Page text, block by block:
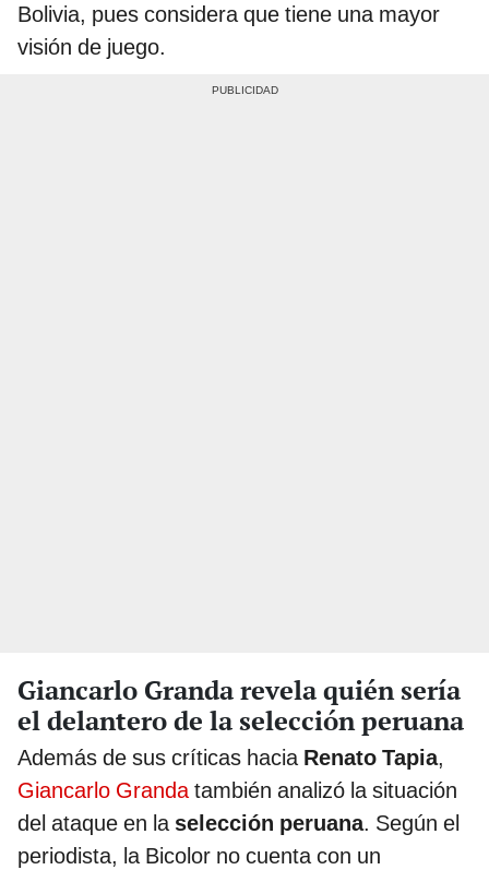
Bolivia, pues considera que tiene una mayor
visión de juego.
Giancarlo Granda revela quién sería
el delantero de la selección peruana
Además de sus críticas hacia Renato Tapia,
Giancarlo Grandatambién analizó la situación
del ataque en la selección peruana. Según el
periodista, la Bicolor no cuenta con un